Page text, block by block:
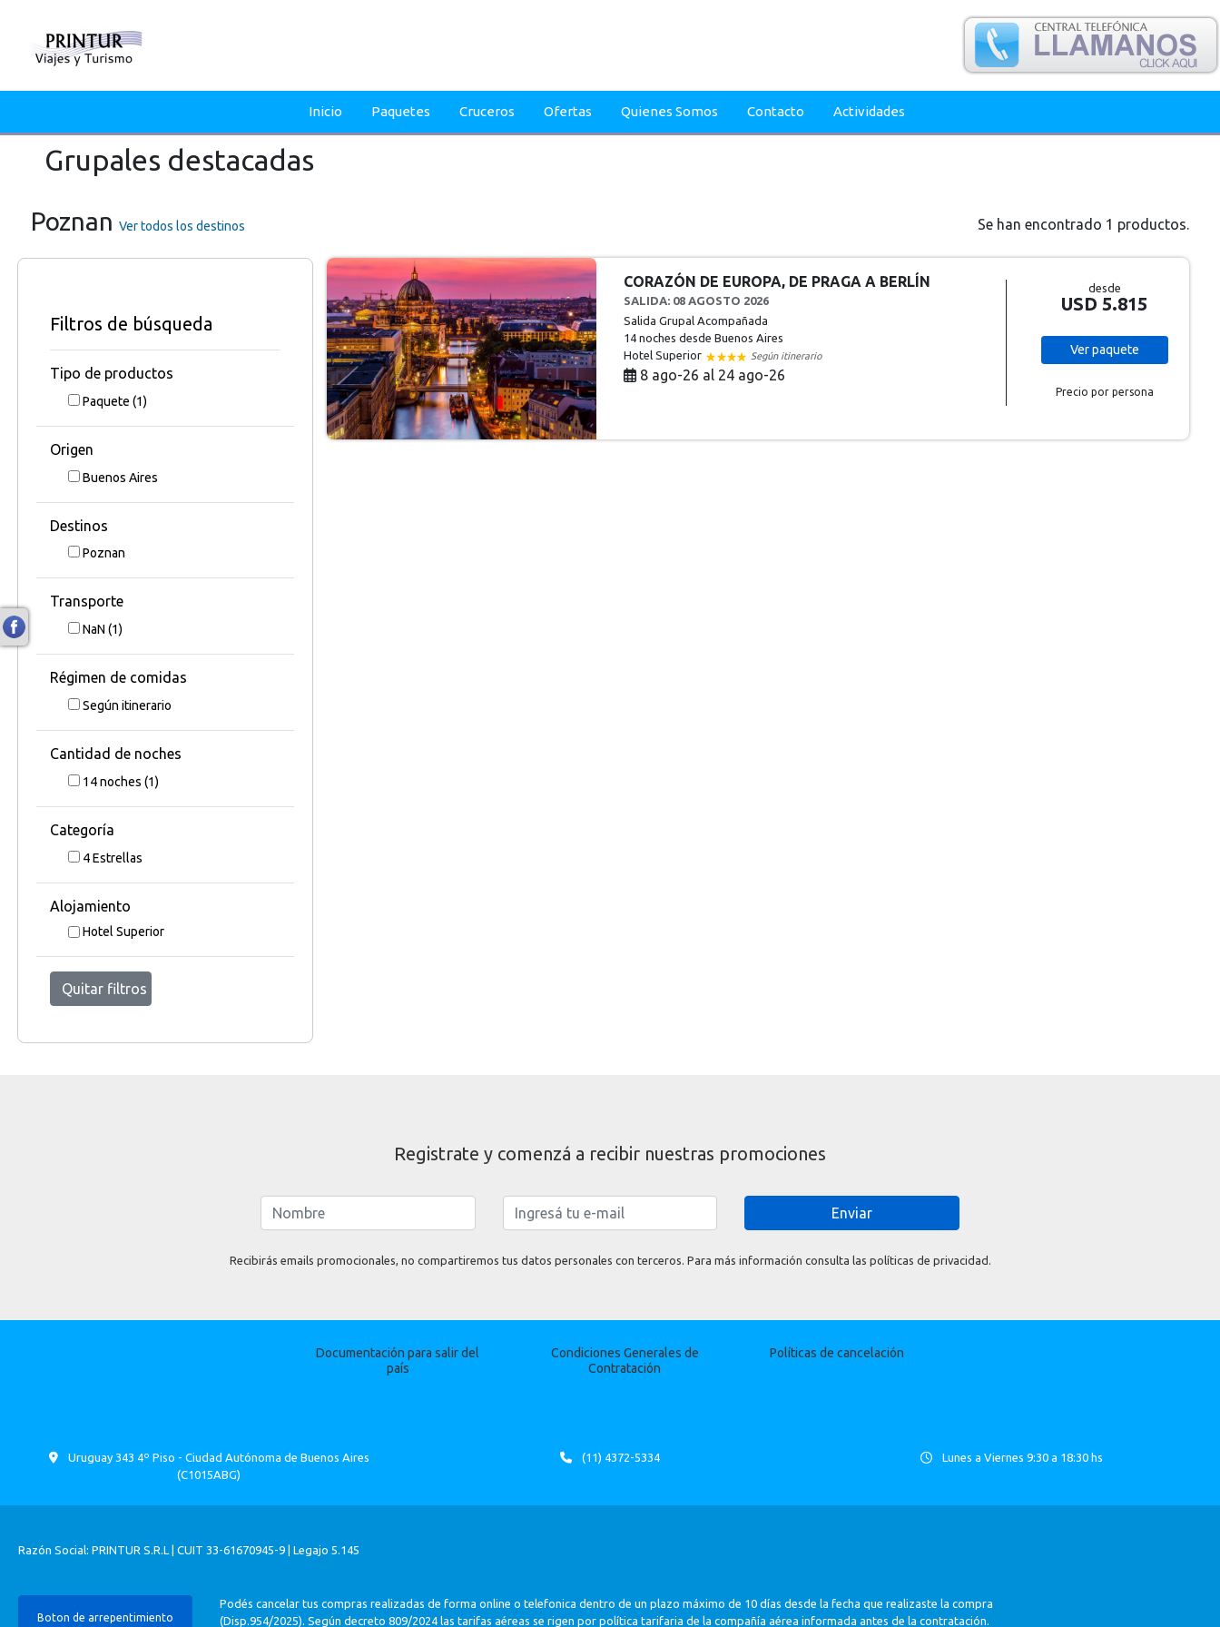
Inicio Paquetes Cruceros Ofertas Quienes Somos Contacto Actividades
Grupales destacadas
Poznan Ver todos los destinos Se han encontrado 1 productos.
Filtros de búsqueda
Tipo de productos
Paquete(1)
Origen
Buenos Aires
Destinos
Poznan
Transporte
NaN(1)
Régimen de comidas
Según itinerario
Cantidad de noches
14noches (1)
Categoría
4 Estrellas
Alojamiento
Hotel Superior
Quitar filtros
CORAZÓN DE EUROPA, DE PRAGA A BERLÍN
SALIDA: 08 AGOSTO 2026
Salida Grupal Acompañada
14 noches desde Buenos Aires
Hotel Superior
Según itinerario
8 ago-26 al 24 ago-26
desde
USD 5.815
Verpaquete
Precio por persona
Registrate y comenzá a recibir nuestras promociones
Enviar
Recibirás emails promocionales, no compartiremos tus datos personales con terceros. Para más información consulta las políticas de privacidad.
Documentación para salir del
país
Condiciones Generales de
Contratación
Políticas de cancelación
Uruguay 343 4º Piso - Ciudad Autónoma de Buenos Aires
(C1015ABG)
(11) 4372-5334 Lunes a Viernes 9:30 a 18:30 hs
Razón Social: PRINTUR S.R.L | CUIT 33-61670945-9 | Legajo 5.145
Boton de arrepentimiento
Podés cancelar tus compras realizadas de forma online o telefonica dentro de un plazo máximo de 10 días desde la fecha que realizaste la compra
(Disp.954/2025). Según decreto 809/2024 las tarifas aéreas se rigen por política tarifaria de la compañía aérea informada antes de la contratación.